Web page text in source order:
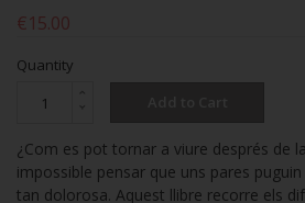
€15.00
Quantity
¿Com es pot tornar a viure després de
impossible pensar que uns pares
tan dolorosa. Aquest llibre recorre els